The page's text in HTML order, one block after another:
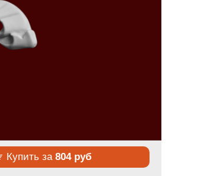
Купить за804 руб